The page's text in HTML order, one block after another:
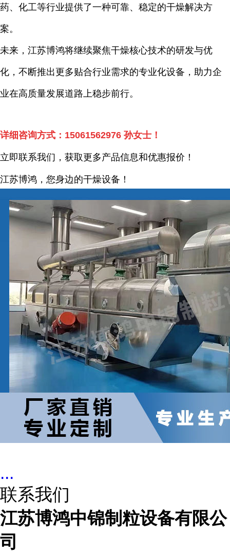
药、化工等行业提供了一种可靠、稳定的干燥解决方
案。
未来，江苏博鸿将继续聚焦干燥核心技术的研发与优
化，不断推出更多贴合行业需求的专业化设备，助力企
业在高质量发展道路上稳步前行。
详细咨询方式： 15061562976 孙女士！
立即联系我们，获取更多产品信息和优惠报价！
江苏博鸿，您身边的干燥设备 ！
...
联系我们
江苏博鸿中锦制粒设备有限公
司